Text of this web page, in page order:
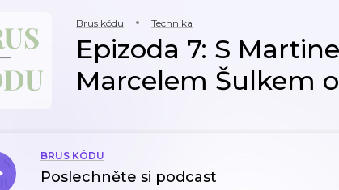
Brus kódu Technika
Epizoda 7: S
Marcelem Šulkem
BRUS KÓDU
Poslechněte si podcast